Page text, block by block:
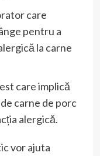
care
pentru a
la carne
care implică
carne de porc
alergică.
vor ajuta